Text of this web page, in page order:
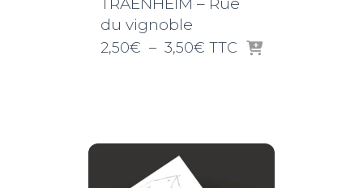
du vignoble
2,50€ – 3,50€ Plage
TTC